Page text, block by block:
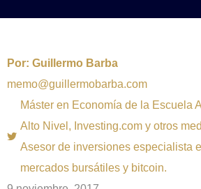
Por: Guillermo Barba
memo@guillermobarba.com
Máster en Economía de la Escuela
Alto Nivel, Investing.com y otros
Asesor de inversiones especialista
mercados bursátiles y bitcoin.